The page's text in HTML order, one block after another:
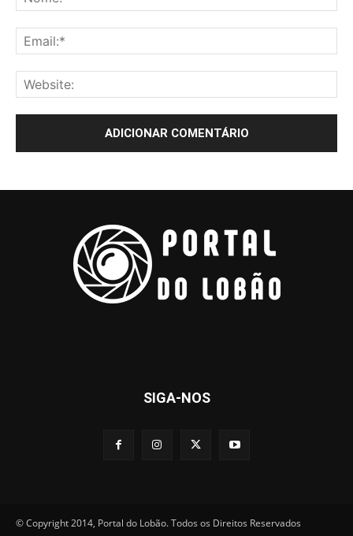
SIGA-NOS
© Copyright 2014, Portal do Lobão. Todos os Direitos Reservados